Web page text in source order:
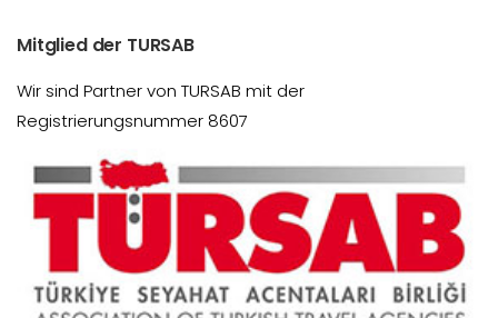
Mitglied der TURSAB
Wir sind Partner von TURSAB mit der
Registrierungsnummer 8607